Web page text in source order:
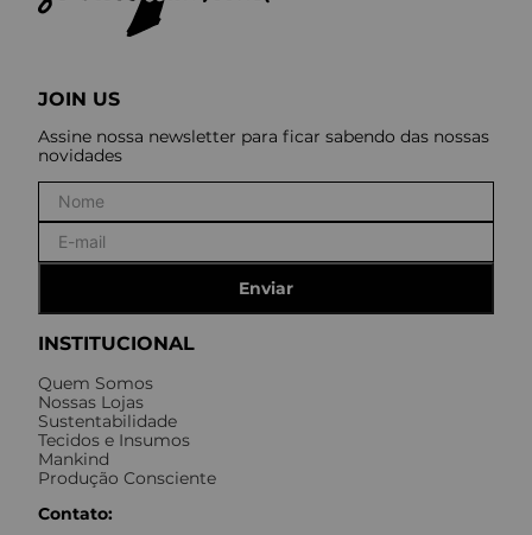
INSTITUCIONAL
Quem Somos
Nossas Lojas
Sustentabilidade
Tecidos e Insumos
Mankind
Produção Consciente
Contato:
JOIN US
Assine nossa newsletter para ficar sabendo das nossas
novidades
Enviar